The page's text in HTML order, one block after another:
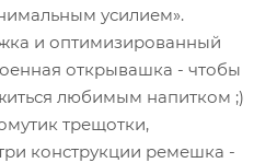
усилием».
и оптимизированный
открывашка - чтобы
любимым напитком ;)
трещотки,
конструкции ремешка -